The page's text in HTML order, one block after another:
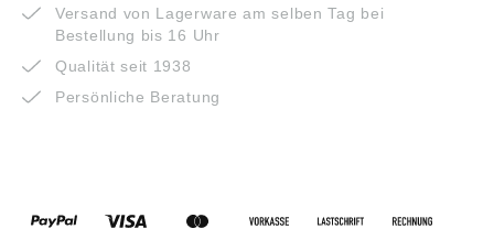
Versand von Lagerware am selben Tag bei
Bestellung bis 16 Uhr
Qualität seit 1938
Persönliche Beratung